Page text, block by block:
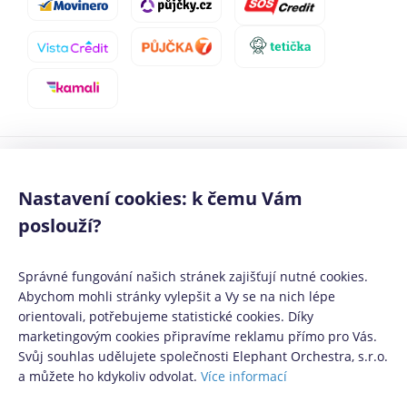
Máte dotaz či připomínku? Napište náminfo@coolpujcky.cz
©CoolPujcky.cz
Váš nezávislý odborný srovnávač půjček pro rok 2026
Provozovatel: Ve spolupráci s
Povinně zveřejňované informace|Informace o řazení produktových
nabídek.
Nastavení cookies: k čemu Vám
poslouží?
Správné fungování našich stránek zajišťují nutné cookies.
Abychom mohli stránky vylepšit a Vy se na nich lépe
orientovali, potřebujeme statistické cookies. Díky
marketingovým cookies připravíme reklamu přímo pro Vás.
Svůj souhlas udělujete společnosti Elephant Orchestra, s.r.o.
a můžete ho kdykoliv odvolat. Více informací